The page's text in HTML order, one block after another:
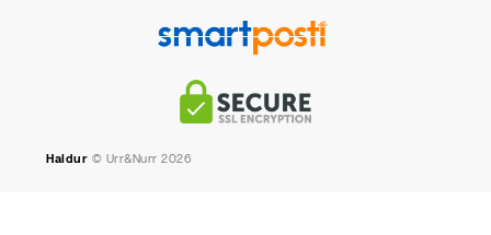
Haldur © Urr&Nurr 2026